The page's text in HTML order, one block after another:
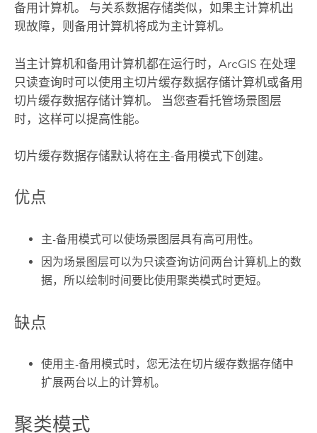
备用计算机。 与关系数据存储类似，如果主计算机出
现故障，则备用计算机将成为主计算机。
当主计算机和备用计算机都在运行时，ArcGIS 在处理
只读查询时可以使用主切片缓存数据存储计算机或备用
切片缓存数据存储计算机。 当您查看托管场景图层
时，这样可以提高性能。
切片缓存数据存储默认将在主-备用模式下创建。
优点
主-备用模式可以使场景图层具有高可用性。
因为场景图层可以为只读查询访问两台计算机上的数
据，所以绘制时间要比使用聚类模式时更短。
缺点
使用主-备用模式时，您无法在切片缓存数据存储中
扩展两台以上的计算机。
聚类模式